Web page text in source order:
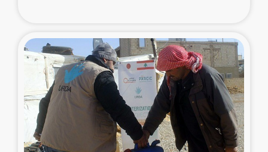
復興応援隊の活動
仮設住宅生活支援・農業復興支援
漁業復興支援
インターン・ボランティア日誌